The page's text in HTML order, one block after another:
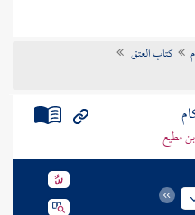
كتاب العتق
مطيع